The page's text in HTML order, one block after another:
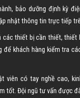
bảo dưỡng định kỳ
nhật thông tin trực tiếp
các thiết bị cần thiết, thiết
để khách hàng kiểm tra
viên có tay nghề cao,
tốt. Đội ngũ tư vấn được